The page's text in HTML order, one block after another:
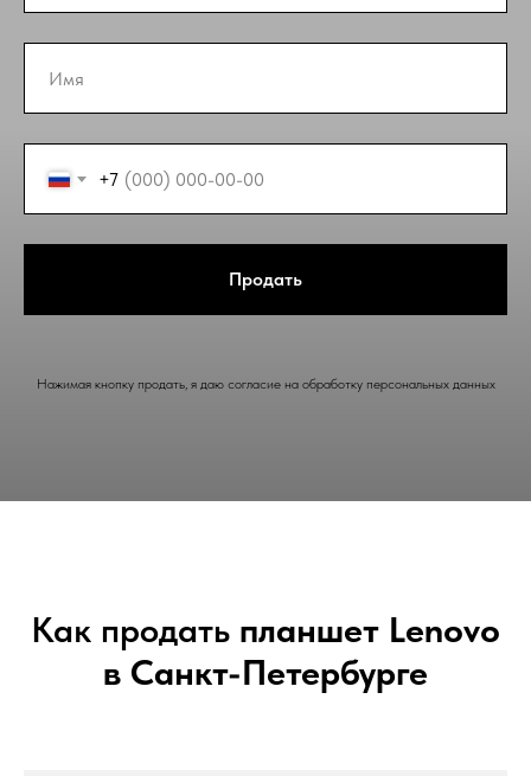
+7
Продать
Нажимая кнопку продать, я даю согласие на обработку персональных данных
Как продать планшет Lenovo
в Санкт-Петербурге